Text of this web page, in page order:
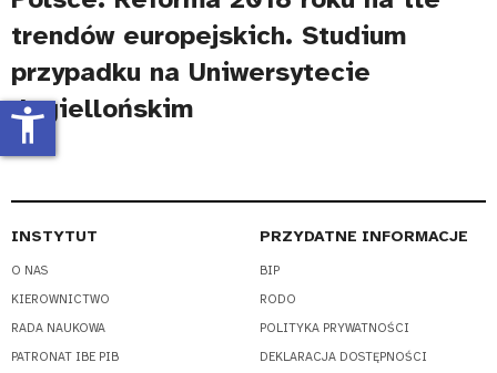
trendów europejskich. Studium
przypadku na Uniwersytecie
Jagiellońskim
INSTYTUT
O NAS
KIEROWNICTWO
RADA NAUKOWA
PATRONAT IBE PIB
PRZYDATNE INFORMACJE
BIP
RODO
POLITYKA PRYWATNOŚCI
DEKLARACJA DOSTĘPNOŚCI
accessibility_new